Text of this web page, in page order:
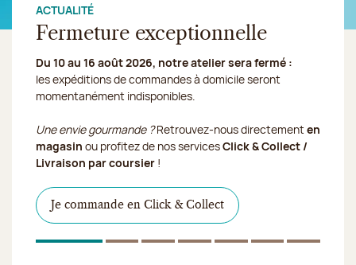
ACTUALITÉ
Fermeture exceptionnelle
Du 10 au 16 août 2026, notre atelier sera fermé :
les expéditions de commandes à domicile seront
momentanément indisponibles.
Une envie gourmande ?Retrouvez-nous directement en
magasin ou profitez de nos servicesClick & Collect /
Livraison par coursier !
Je commande en Click & Collect
Je découvre le produit
sorbets artisanaux, imaginée pour faire fondre tous les
gourmands. Et que ce soit pour une pause fraicheur, une
soirée entre amis ou un dessert de dernière minute,
notre serviceClick & Collectvous simplifie la vie.
nous expédions vos
gourmandises en Chronofresh
Je découvre les dragées
1Sur 72Sur 7
3Sur 7
4Sur 7
5Sur 7
6Sur 7
7Sur